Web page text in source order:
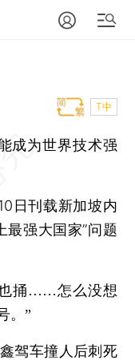
T中
成为世界技术强
刊载新加坡内
最强大国家”问题
也捅……怎么没想
。”
车撞人后刺死